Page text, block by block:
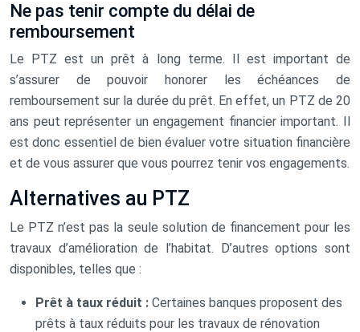
Ne pas tenir compte du délai de
remboursement
Le PTZ est un prêt à long terme. Il est important de
s’assurer de pouvoir honorer les échéances de
remboursement sur la durée du prêt. En effet, un PTZ de 20
ans peut représenter un engagement financier important. Il
est donc essentiel de bien évaluer votre situation financière
et de vous assurer que vous pourrez tenir vos engagements.
Alternatives au PTZ
Le PTZ n’est pas la seule solution de financement pour les
travaux d’amélioration de l’habitat. D’autres options sont
disponibles, telles que :
Prêt à taux réduit : Certaines banques proposent des
prêts à taux réduits pour les travaux de rénovation